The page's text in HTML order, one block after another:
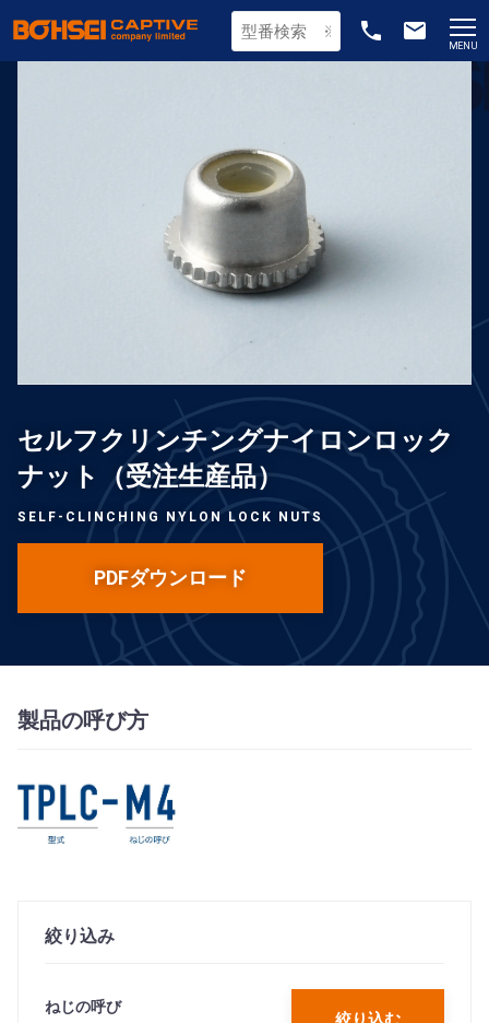
phone email
MENU
セルフクリンチングナイロンロック
ナット（受注生産品）
SELF-CLINCHING NYLON LOCK NUTS
PDFダウンロード
製品の呼び方
絞り込み
ねじの呼び
絞り込む